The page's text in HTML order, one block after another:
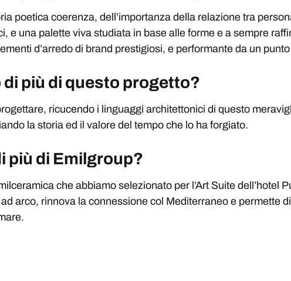
poetica coerenza, dell’importanza della relazione tra
e una palette viva studiata in base alle forme e a sempre
d’arredo di brand prestigiosi, e performante da un
più di questo progetto?
ricucendo i linguaggi architettonici di questo
la storia ed il valore del tempo che lo ha forgiato.
più di Emilgroup?
che abbiamo selezionato per l’Art Suite dell’hotel
arco, rinnova la connessione col Mediterraneo e permette